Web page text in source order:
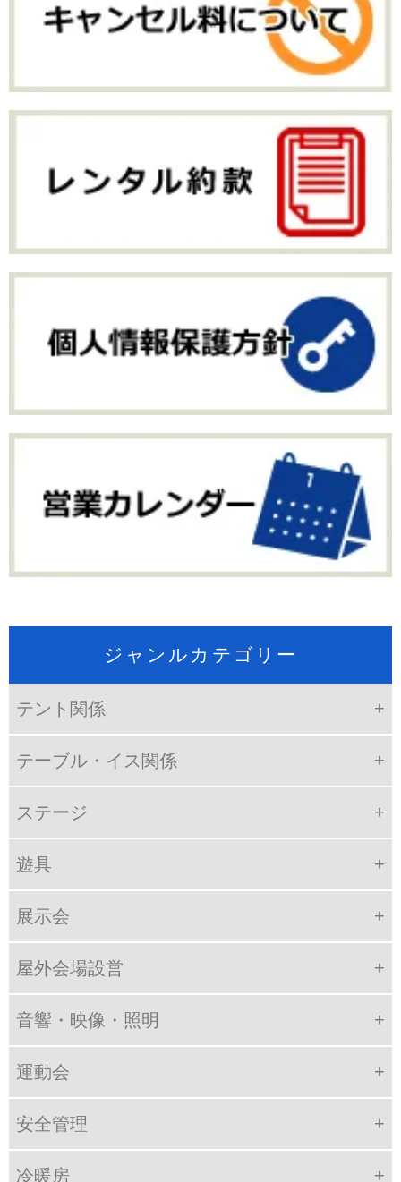
ジャンルカテゴリー
テント関係
テーブル・イス関係
ステージ
遊具
展示会
屋外会場設営
音響・映像・照明
運動会
安全管理
冷暖房